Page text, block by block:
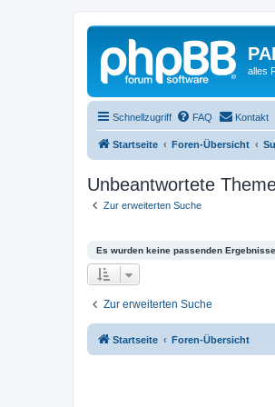
alles
Schnellzugriff FAQ Kontakt
Startseite Foren-Übersicht
Unbeantwortete
Zur erweiterten Suche
Es wurden keine passenden Ergebnisse
Zur erweiterten Suche
Startseite Foren-Übersicht